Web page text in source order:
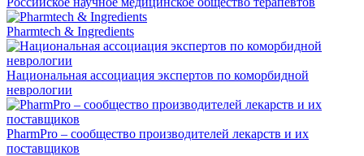
Pharmtech & Ingredients
Национальная ассоциация экспертов по коморбидной
неврологии
PharmPro – сообщество производителей лекарств и их
поставщиков